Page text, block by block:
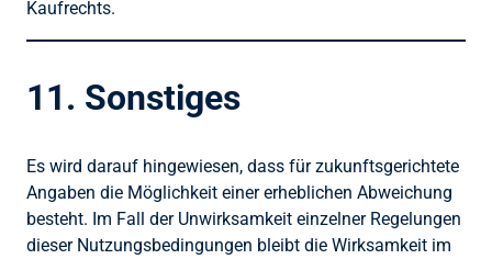
Kaufrechts.
11. Sonstiges
Es wird darauf hingewiesen, dass für zukunftsgerichtete
Angaben die Möglichkeit einer erheblichen Abweichung
besteht. Im Fall der Unwirksamkeit einzelner Regelungen
dieser Nutzungsbedingungen bleibt die Wirksamkeit im